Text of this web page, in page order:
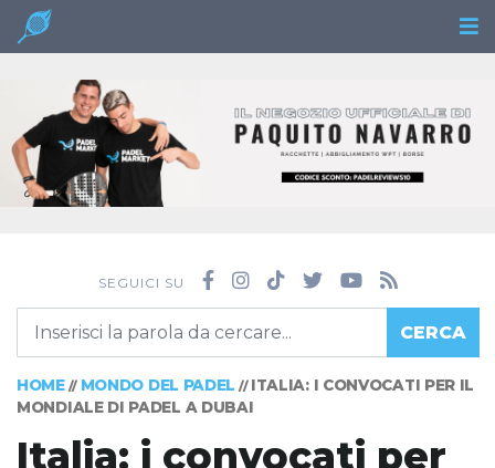
SEGUICI SU
CERCA
HOME// MONDO DEL PADEL // ITALIA: I CONVOCATI PER IL
MONDIALE DI PADEL A DUBAI
Italia: i convocati per